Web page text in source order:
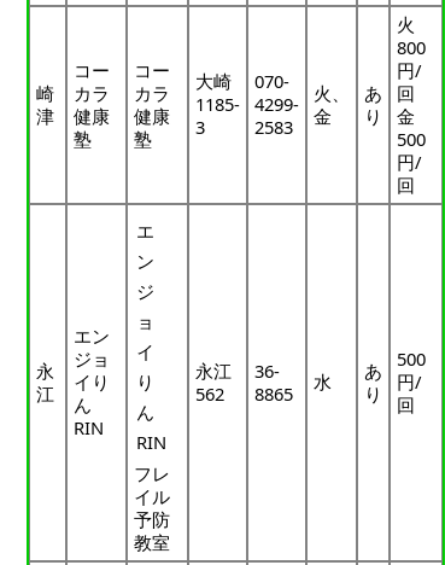
崎
津
コー
カラ
健康
塾
コー
カラ
健康
塾
大崎
1185-
3
070-
4299-
2583
火、
金
あ
り
火
800
円/
回
金
500
円/
回
永
江
エン
ジョ
イり
ん
RIN
エ
ン
ジ
ョ
イ
り
ん
RIN
フレ
イル
予防
教室
永江
562
36-
8865
水
あ
り
500
円/
回